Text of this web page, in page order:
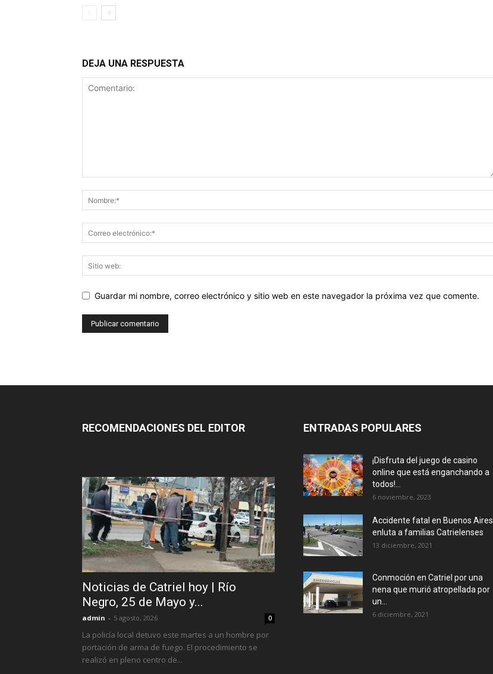
DEJA UNA RESPUESTA
Guardar mi nombre, correo electrónico y sitio web en este navegador la próxima vez que comente.
RECOMENDACIONES DEL EDITOR
Noticias de Catriel hoy | Río
Negro, 25 de Mayo y...
admin - 5 agosto, 2026 0
La policía local detuvo este martes a un hombre por
portación de arma de fuego. El procedimiento se
realizó en pleno centro de...
ENTRADAS POPULARES
¡Disfruta del juego de casino
online que está enganchando a
todos!...
6 noviembre, 2023
Accidente fatal en Buenos Aires
enluta a familias Catrielenses
13 diciembre, 2021
Conmoción en Catriel por una
nena que murió atropellada por
un...
6 diciembre, 2021